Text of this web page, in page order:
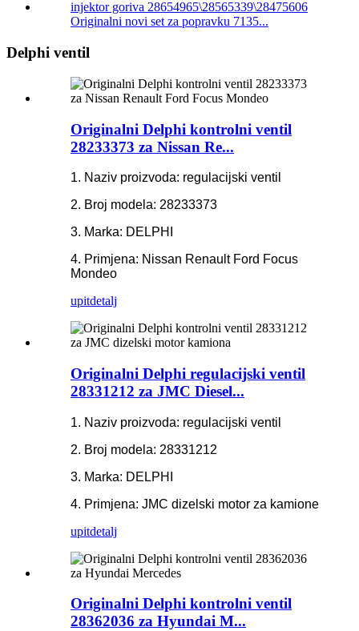
Originalni novi set za popravku 7135...
Delphi ventil
Originalni Delphi kontrolni ventil
28233373 za Nissan Re...
1. Naziv proizvoda: regulacijski ventil
2. Broj modela: 28233373
3. Marka: DELPHI
4. Primjena: Nissan Renault Ford Focus
Mondeo
upitdetalj
Originalni Delphi regulacijski ventil
28331212 za JMC Diesel...
1. Naziv proizvoda: regulacijski ventil
2. Broj modela: 28331212
3. Marka: DELPHI
4. Primjena: JMC dizelski motor za kamione
upitdetalj
Originalni Delphi kontrolni ventil
28362036 za Hyundai M...